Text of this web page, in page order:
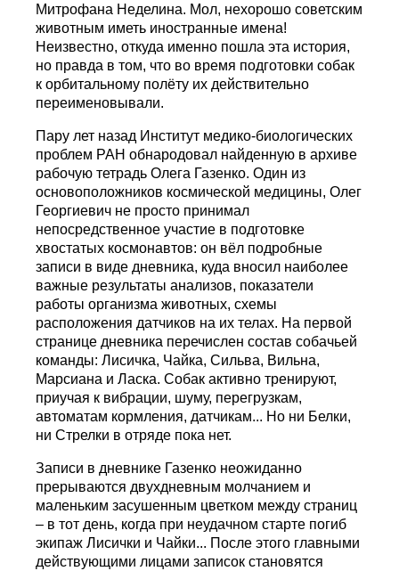
Митрофана Неделина. Мол, нехорошо советским
животным иметь иностранные имена!
Неизвестно, откуда именно пошла эта история,
но правда в том, что во время подготовки собак
к орбитальному полёту их действительно
переименовывали.
Пару лет назад Институт медико-биологических
проблем РАН обнародовал найденную в архиве
рабочую тетрадь Олега Газенко. Один из
основоположников космической медицины, Олег
Георгиевич не просто принимал
непосредственное участие в подготовке
хвостатых космонавтов: он вёл подробные
записи в виде дневника, куда вносил наиболее
важные результаты анализов, показатели
работы организма животных, схемы
расположения датчиков на их телах. На первой
странице дневника перечислен состав собачьей
команды: Лисичка, Чайка, Сильва, Вильна,
Марсиана и Ласка. Собак активно тренируют,
приучая к вибрации, шуму, перегрузкам,
автоматам кормления, датчикам... Но ни Белки,
ни Стрелки в отряде пока нет.
Записи в дневнике Газенко неожиданно
прерываются двухдневным молчанием и
маленьким засушенным цветком между страниц
– в тот день, когда при неудачном старте погиб
экипаж Лисички и Чайки... После этого главными
действующими лицами записок становятся